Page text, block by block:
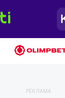
РЕКЛАМА